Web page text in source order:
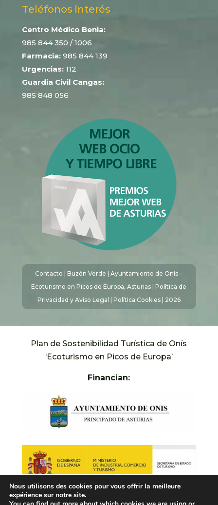
Teléfonos interés
Centro Médico Benia:
985 844 350 / 1006
Farmacia: 985 844 139
Urgencias: 112
Guardia Civil Cangas:
985 848 056
Contacto Buzón Verde | Ayuntamiento de Onís –
Ecoturismo en Picos de Europa, Asturias |Política de
Privacidad y Aviso Legal
Política Cookies| 2026
Plan de Sostenibilidad Turística de Onís
‘Ecoturismo en Picos de Europa’
Financian:
Nous utilisons des cookies pour vous offrir la meilleure
expérience sur notre site.